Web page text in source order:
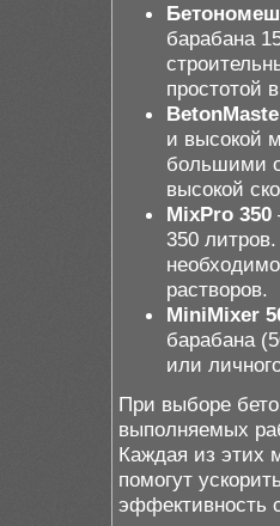
барабана
простотой
и высокой
большими
высокой
MixPro 350
350
растворов.
MiniMixer
барабана
или
При выборе
выполняемых
Каждая из этих
помогут
эффективность